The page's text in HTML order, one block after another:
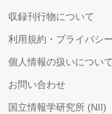
収録刊行物について
利用規約・プライバシ
個人情報の扱いについて
お問い合わせ
国立情報学研究所 (NII)